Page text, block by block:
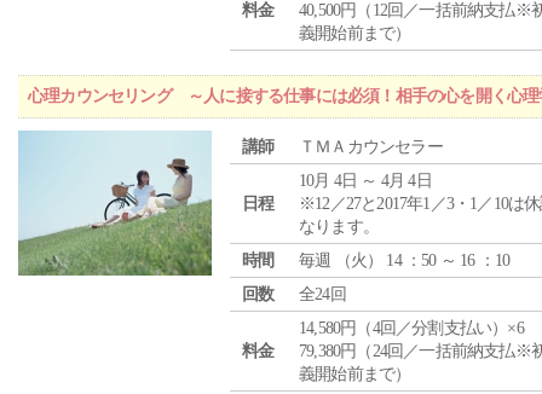
料金
40,500円（12回／一括前納支払※
義開始前まで）
心理カウンセリング ～人に接する仕事には必須！相手の心を開く心理
講師 ＴＭＡカウンセラー
日程
10月 4日 ～ 4月 4日
※12／27と2017年1／3・1／10は
なります。
時間
毎週 （火 ） 14 ：50 ～ 16 ：10
回数
全24回
料金
14,580円（4回／分割支払い）×6
79,380円（24回／一括前納支払※
義開始前まで）